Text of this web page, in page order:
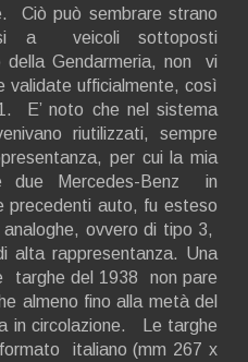
Ciò può sembrare strano
a veicoli sottoposti
della Gendarmeria, non vi
validate ufficialmente, così
E’ noto che nel sistema
riutilizzati, sempre
per cui la mia
due Mercedes-Benz in
precedenti auto, fu esteso
ovvero di tipo 3,
alta rappresentanza. Una
targhe del 1938 non pare
almeno fino alla metà del
in circolazione. Le targhe
italiano (mm 267 x